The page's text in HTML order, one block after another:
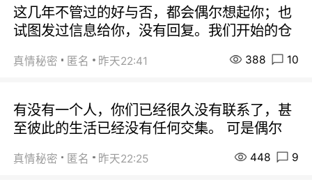
这几年不管过的好与否，都会偶尔想起你；也
试图发过信息给你，没有回复。我们开始的仓
真情秘密 匿名 昨天22:41 388 10
有没有一个人，你们已经很久没有联系了，甚
至彼此的生活已经没有任何交集。 可是偶尔
真情秘密 匿名 昨天22:25 448 9